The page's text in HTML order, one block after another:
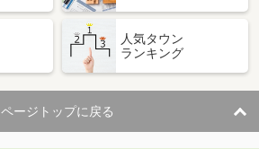
人気タウン
ランキング
ページトップに戻る